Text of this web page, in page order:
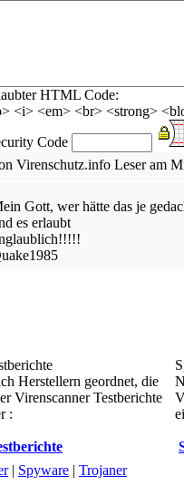
HTML Code:
<i> <em> <br> <strong>
Code
Virenschutz.info Leser am
Gott, wer hätte das je
es erlaubt
Herstellern geordnet, die
Virenscanner Testberichte
:
| Spyware | Trojaner